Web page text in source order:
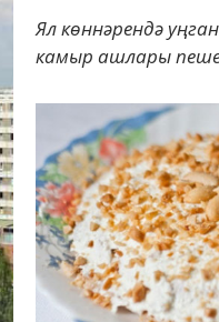
Ял көннәрендә
камыр ашлары